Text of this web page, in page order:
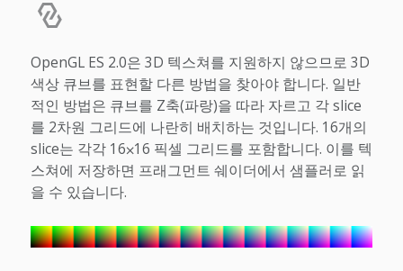
OpenGL ES 2.0은 3D 텍스쳐를 지원하지 않으므로 3D
색상 큐브를 표현할 다른 방법을 찾아야 합니다. 일반
적인 방법은 큐브를 Z축(파랑)을 따라 자르고 각 slice
를 2차원 그리드에 나란히 배치하는 것입니다. 16개의
slice는 각각 16⨉16 픽셀 그리드를 포함합니다. 이를 텍
스쳐에 저장하면 프래그먼트 쉐이더에서 샘플러로 읽
을 수 있습니다.